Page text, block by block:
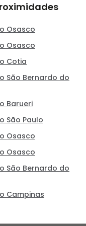
Osasco
Osasco
Cotia
São Bernardo do
Barueri
São Paulo
Osasco
Osasco
São Bernardo do
Campinas